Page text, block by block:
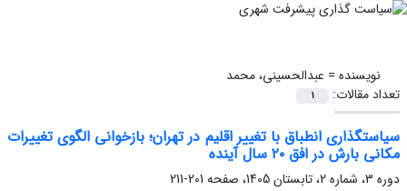
نویسنده = عبدالحسینی، محمد
تعداد مقالات:
1
سیاستگذاری انطباق با تغییر اقلیم در تهران؛ بازخوانی الگوی تغییرات
مکانی بارش در افق ۲۰ سال آینده
دوره 3، شماره 2، تابستان 1405، صفحه
201-211